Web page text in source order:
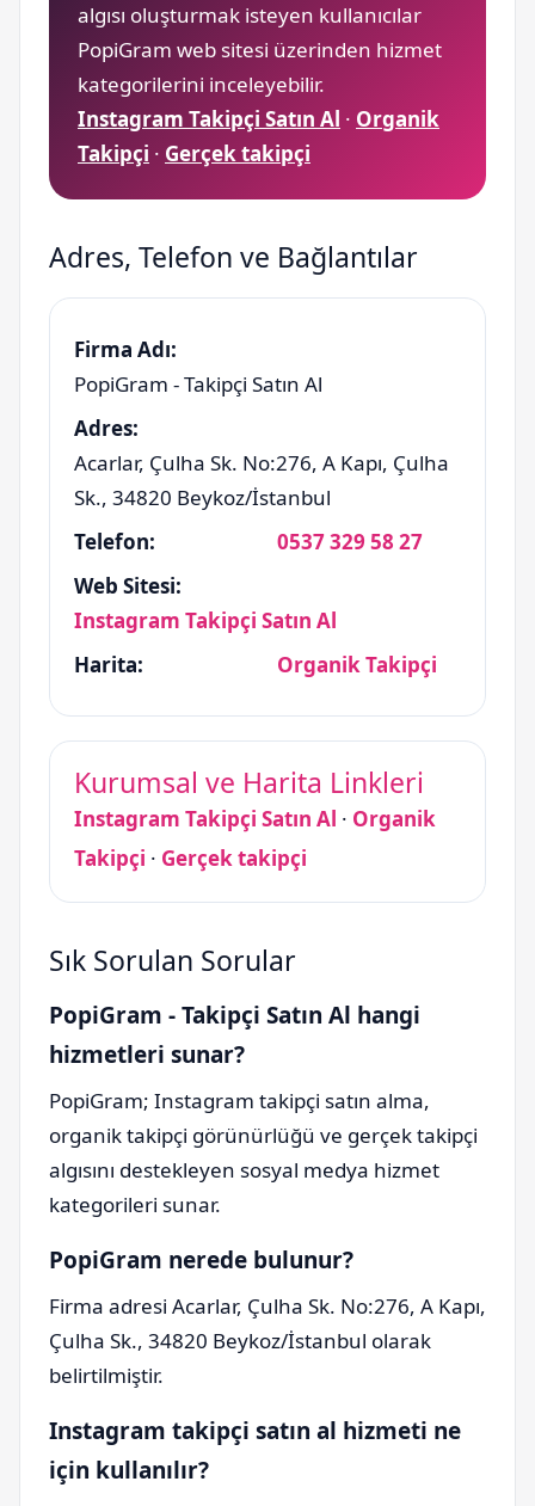
algısı oluşturmak isteyen kullanıcılar
PopiGram web sitesi üzerinden hizmet
kategorilerini inceleyebilir.
Instagram Takipçi Satın Al · Organik
Takipçi · Gerçek takipçi
Adres, Telefon ve Bağlantılar
Firma Adı:
PopiGram - Takipçi Satın Al
Adres:
Acarlar, Çulha Sk. No:276, A Kapı, Çulha
Sk., 34820 Beykoz/İstanbul
Telefon:
0537 329 58 27
Web Sitesi:
Instagram Takipçi Satın Al
Harita:
Organik Takipçi
Kurumsal ve Harita Linkleri
Instagram Takipçi Satın Al · Organik
Takipçi · Gerçek takipçi
Sık Sorulan Sorular
PopiGram - Takipçi Satın Al hangi
hizmetleri sunar?
PopiGram; Instagram takipçi satın alma,
organik takipçi görünürlüğü ve gerçek takipçi
algısını destekleyen sosyal medya hizmet
kategorileri sunar.
PopiGram nerede bulunur?
Firma adresi Acarlar, Çulha Sk. No:276, A Kapı,
Çulha Sk., 34820 Beykoz/İstanbul olarak
belirtilmiştir.
Instagram takipçi satın al hizmeti ne
için kullanılır?